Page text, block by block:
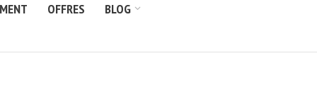
OFFRES
BLOG